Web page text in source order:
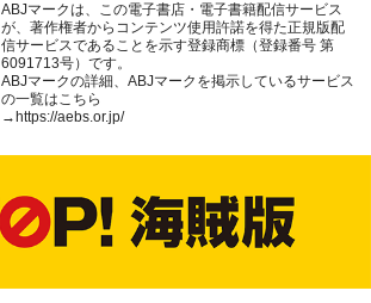
ABJマークは、この電子書店・電子書籍配信サービス
が、著作権者からコンテンツ使用許諾を得た正規版配
信サービスであることを示す登録商標（登録番号 第
6091713号）です。
ABJマークの詳細、ABJマークを掲示しているサービス
の一覧はこちら
→ https://aebs.or.jp/